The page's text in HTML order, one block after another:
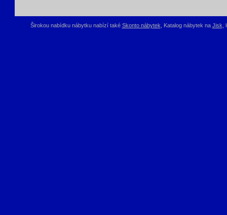
Širokou nabídku nábytku nabízí také Skonto nábytek , Katalog nábytek na Jisk